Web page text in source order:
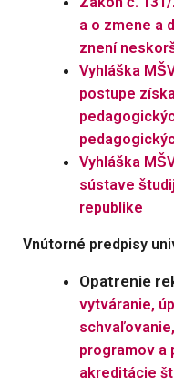
a o zmene a
znení
Vyhláška
postupe
Vyhláška
sústave
republike
Vnútorné predpisy
Opatrenie
vytváranie,
programov a
akreditácie